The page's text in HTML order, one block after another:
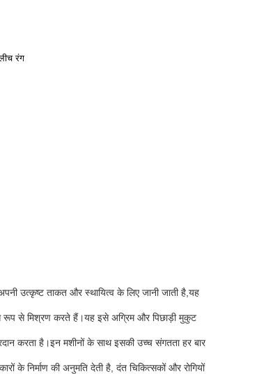
रंग
उत्कृष्ट ताकत और स्थायित्व के लिए जानी जाती है,यह
रूप से मिश्रण करते हैं।यह इसे अग्रिम और पिछाड़ी मुकुट
करता है।इन मशीनों के साथ इसकी उच्च संगतता हर बार
निर्माण की अनुमति देती है, दंत चिकित्सकों और रोगियों